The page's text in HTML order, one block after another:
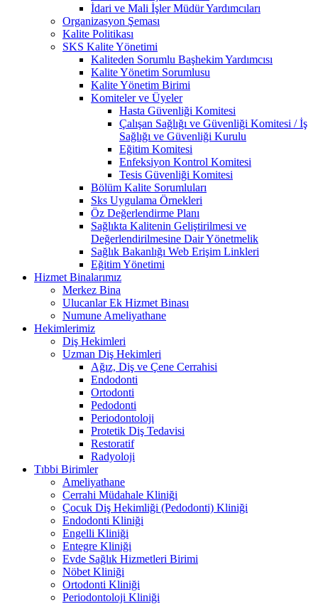
İdari ve Mali İşler Müdür Yardımcıları
Organizasyon Şeması
Kalite Politikası
SKS Kalite Yönetimi
Kaliteden Sorumlu Başhekim Yardımcısı
Kalite Yönetim Sorumlusu
Kalite Yönetim Birimi
Komiteler ve Üyeler
Hasta Güvenliği Komitesi
Çalışan Sağlığı ve Güvenliği Komitesi / İş
Sağlığı ve Güvenliği Kurulu
Eğitim Komitesi
Enfeksiyon Kontrol Komitesi
Tesis Güvenliği Komitesi
Bölüm Kalite Sorumluları
Sks Uygulama Örnekleri
Öz Değerlendirme Planı
Sağlıkta Kalitenin Geliştirilmesi ve
Değerlendirilmesine Dair Yönetmelik
Sağlık Bakanlığı Web Erişim Linkleri
Eğitim Yönetimi
Hizmet Binalarımız
Merkez Bina
Ulucanlar Ek Hizmet Binası
Numune Ameliyathane
Hekimlerimiz
Diş Hekimleri
Uzman Diş Hekimleri
Ağız, Diş ve Çene Cerrahisi
Endodonti
Ortodonti
Pedodonti
Periodontoloji
Protetik Diş Tedavisi
Restoratif
Radyoloji
Tıbbi Birimler
Ameliyathane
Cerrahi Müdahale Kliniği
Çocuk Diş Hekimliği (Pedodonti) Kliniği
Endodonti Kliniği
Engelli Kliniği
Entegre Kliniği
Evde Sağlık Hizmetleri Birimi
Nöbet Kliniği
Ortodonti Kliniği
Periodontoloji Kliniği